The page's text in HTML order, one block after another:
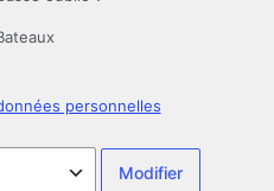
personnelles